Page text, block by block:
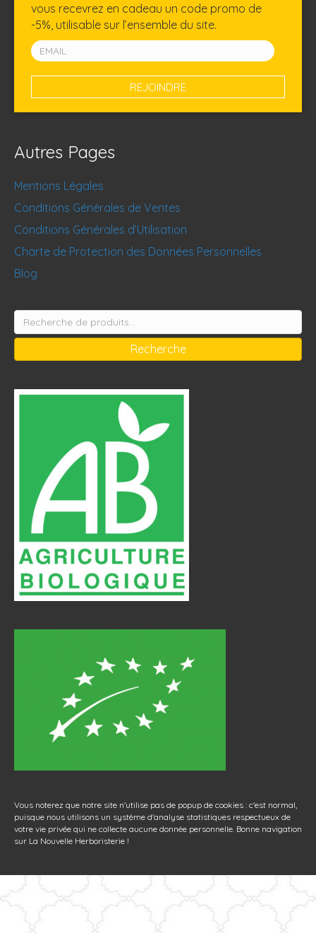
vous recevrez en cadeau un code promo de
-5%, utilisable sur l’ensemble du site.
Autres Pages
Mentions Légales
Conditions Générales de Ventes
Conditions Générales d’Utilisation
Charte de Protection des Données Personnelles
Blog
Recherche
pour :
Recherche
Vous noterez que notre site n'utilise pas de popup de cookies : c'est normal,
puisque nous utilisons un système d'analyse statistiques respectueux de
votre vie privée qui ne collecte aucune donnée personnelle. Bonne navigation
sur La Nouvelle Herboristerie !